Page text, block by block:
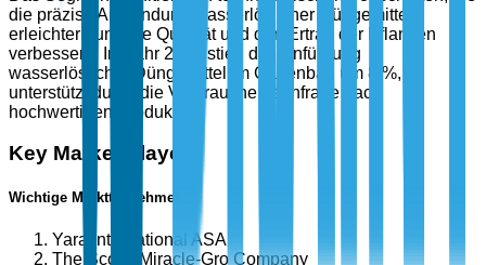
die präzise Anwendung wasserlöslicher Düngemittel
erleichtern und die Qualität und den Ertrag der Pflanzen
verbessern. Im Jahr 2024 stieg die Einführung
wasserlöslicher Düngemittel im Gartenbau um 8 %,
unterstützt durch die Verbrauchernachfrage nach
hochwertigen Produkten.
Key Market Players
Wichtige Marktteilnehmer
Yara International ASA
The Scotts Miracle-Gro Company